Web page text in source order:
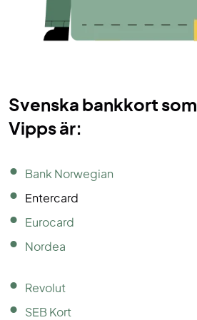
Svenska bankkort
Vipps är:
Bank Norwegian
Entercard
Eurocard
Nordea
Revolut
SEB Kort